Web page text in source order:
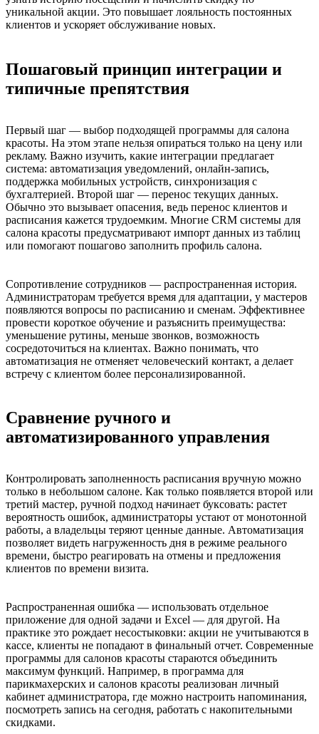
уникальной акции. Это повышает лояльность постоянных
клиентов и ускоряет обслуживание новых.
Пошаговый принцип интеграции и
типичные препятствия
Первый шаг — выбор подходящей программы для салона
красоты. На этом этапе нельзя опираться только на цену или
рекламу. Важно изучить, какие интеграции предлагает
система: автоматизация уведомлений, онлайн-запись,
поддержка мобильных устройств, синхронизация с
бухгалтерией. Второй шаг — перенос текущих данных.
Обычно это вызывает опасения, ведь перенос клиентов и
расписания кажется трудоемким. Многие CRM системы для
салона красоты предусматривают импорт данных из таблиц
или помогают пошагово заполнить профиль салона.
Сопротивление сотрудников — распространенная история.
Администраторам требуется время для адаптации, у мастеров
появляются вопросы по расписанию и сменам. Эффективнее
провести короткое обучение и разъяснить преимущества:
уменьшение рутины, меньше звонков, возможность
сосредоточиться на клиентах. Важно понимать, что
автоматизация не отменяет человеческий контакт, а делает
встречу с клиентом более персонализированной.
Сравнение ручного и
автоматизированного управления
Контролировать заполненность расписания вручную можно
только в небольшом салоне. Как только появляется второй или
третий мастер, ручной подход начинает буксовать: растет
вероятность ошибок, администраторы устают от монотонной
работы, а владельцы теряют ценные данные. Автоматизация
позволяет видеть нагруженность дня в режиме реального
времени, быстро реагировать на отмены и предложения
клиентов по времени визита.
Распространенная ошибка — использовать отдельное
приложение для одной задачи и Excel — для другой. На
практике это рождает несостыковки: акции не учитываются в
кассе, клиенты не попадают в финальный отчет. Современные
программы для салонов красоты стараются объединить
максимум функций. Например, в программа для
парикмахерских и салонов красоты реализован личный
кабинет администратора, где можно настроить напоминания,
посмотреть запись на сегодня, работать с накопительными
скидками.